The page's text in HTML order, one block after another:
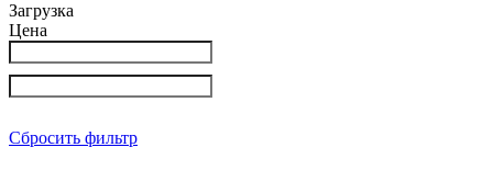
Загрузка
Цена
Сбросить фильтр